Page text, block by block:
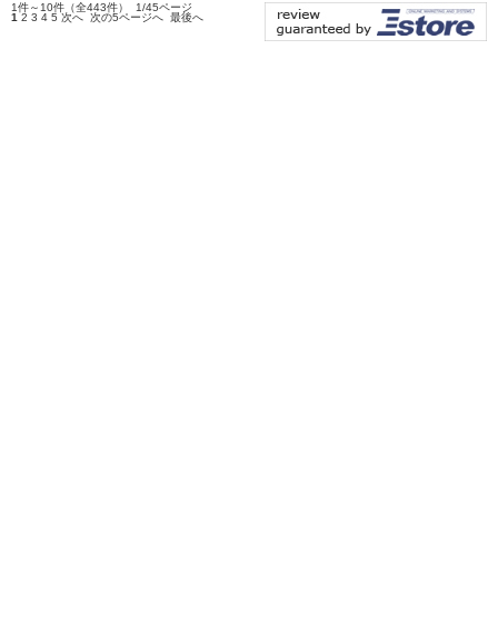
1件～10件（全443件） 1/45ページ
1 2 3 4 5 次へ 次の5ページへ 最後へ